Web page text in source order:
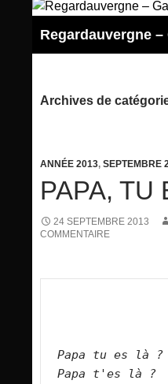
Archives de
ANNÉE 2013, SEPTEMBRE
PAPA, TU
24 SEPTEMBRE 2013
COMMENTAIRE
Papa tu es là ?
Papa t'es là ?